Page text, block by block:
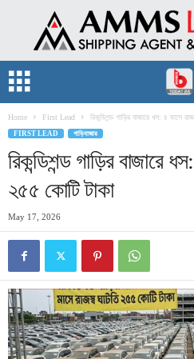
Home First Lead রিকন্ডিশন্ড গাড়ির বাজারে ধস: ৪ মাসে
FIRST LEAD গাড়িবাজার
রিকন্ডিশন্ড গাড়ির বাজারে
২৫৫ কোটি টাকা
May 17, 2026